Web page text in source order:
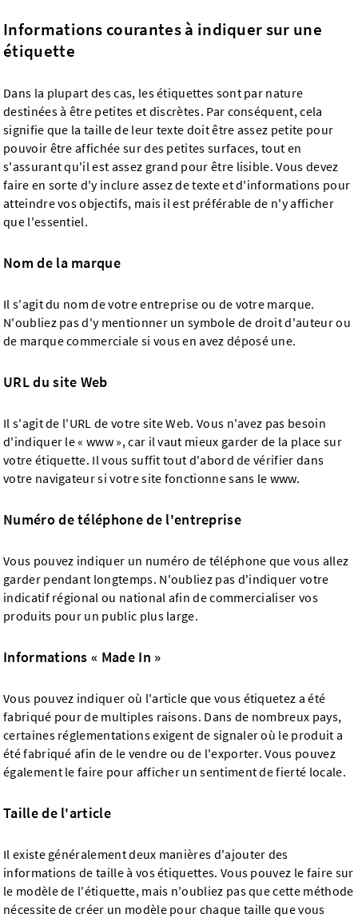
Informations courantes à indiquer sur une
étiquette
Dans la plupart des cas, les étiquettes sont par nature
destinées à être petites et discrètes. Par conséquent, cela
signifie que la taille de leur texte doit être assez petite pour
pouvoir être affichée sur des petites surfaces, tout en
s'assurant qu'il est assez grand pour être lisible. Vous devez
faire en sorte d'y inclure assez de texte et d'informations pour
atteindre vos objectifs, mais il est préférable de n'y afficher
que l'essentiel.
Nom de la marque
Il s'agit du nom de votre entreprise ou de votre marque.
N'oubliez pas d'y mentionner un symbole de droit d'auteur ou
de marque commerciale si vous en avez déposé une.
URL du site Web
Il s'agit de l'URL de votre site Web. Vous n'avez pas besoin
d'indiquer le « www », car il vaut mieux garder de la place sur
votre étiquette. Il vous suffit tout d'abord de vérifier dans
votre navigateur si votre site fonctionne sans le www.
Numéro de téléphone de l'entreprise
Vous pouvez indiquer un numéro de téléphone que vous allez
garder pendant longtemps. N'oubliez pas d'indiquer votre
indicatif régional ou national afin de commercialiser vos
produits pour un public plus large.
Informations « Made In »
Vous pouvez indiquer où l'article que vous étiquetez a été
fabriqué pour de multiples raisons. Dans de nombreux pays,
certaines réglementations exigent de signaler où le produit a
été fabriqué afin de le vendre ou de l'exporter. Vous pouvez
également le faire pour afficher un sentiment de fierté locale.
Taille de l'article
Il existe généralement deux manières d'ajouter des
informations de taille à vos étiquettes. Vous pouvez le faire sur
le modèle de l'étiquette, mais n'oubliez pas que cette méthode
nécessite de créer un modèle pour chaque taille que vous